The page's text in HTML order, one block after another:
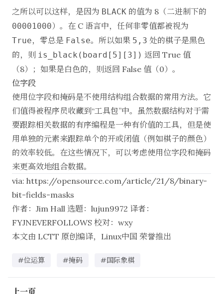
之所以可以这样，是因为 BLACK 的值为 8（二进制下的
00001000）。在 C 语言中，任何非零值都被视为
True，零总是 False。所以如果 5,3 处的棋子是黑色
的，则 is_black(board[5][3]) 返回 True 值
（8）；如果是白色的，则返回 False 值（0）。
位字段
使用位字段和掩码是不使用结构组合数据的常用方法。它
们值得被程序员收藏到“工具包”中。虽然数据结构对于需
要跟踪相关数据的有序编程是一种有价值的工具，但是使
用单独的元素来跟踪单个的开或闭值（例如棋子的颜色）
的效率较低。在这些情况下，可以考虑使用位字段和掩码
来更高效地组合数据。
via: https://opensource.com/article/21/8/binary-
bit-fields-masks
作者： Jim Hall 选题： lujun9972 译者：
FYJNEVERFOLLOWS 校对： wxy
本文由 LCTT 原创编译， Linux中国 荣誉推出
#位运算 #掩码 #国际象棋
上一页